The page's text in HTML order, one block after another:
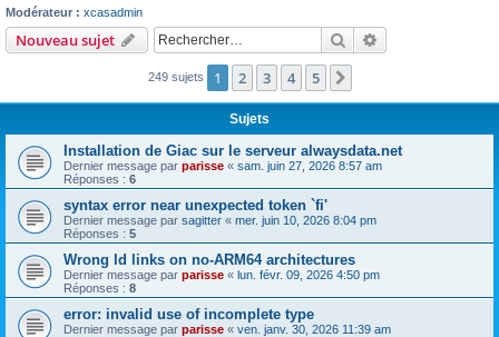
c
Modérateur : xcasadmin
Nouveau sujet Rechercher
249 sujets 1 2 3 4 5
Sujets
Installation de Giac sur le serveur alwaysdata.net
Dernier message par parisse « sam. juin 27, 2026 8:57 am
Réponses : 6
syntax error near unexpected token `fi'
Dernier message par sagitter « mer. juin 10, 2026 8:04 pm
Réponses : 5
Wrong ld links on no-ARM64 architectures
Dernier message par parisse « lun. févr. 09, 2026 4:50 pm
Réponses : 8
error: invalid use of incomplete type
Dernier message par parisse « ven. janv. 30, 2026 11:39 am